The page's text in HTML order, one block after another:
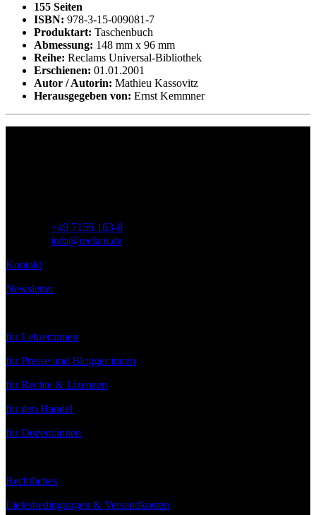
155 Seiten
ISBN: 978-3-15-009081-7
Produktart: Taschenbuch
Abmessung: 148 mm x 96 mm
Reihe: Reclams Universal-Bibliothek
Erschienen: 01.01.2001
Autor / Autorin: Mathieu Kassovitz
Herausgegeben von: Ernst Kemmner
+49 7156 163-0
info@reclam.de
Kontakt
Newsletter
für Lehrer:innen
für Presse und Blogger:innen
für Rechte & Lizenzen
für den Handel
für Dozent:innen
Rechtliches
Lieferbedingungen & Versandkosten